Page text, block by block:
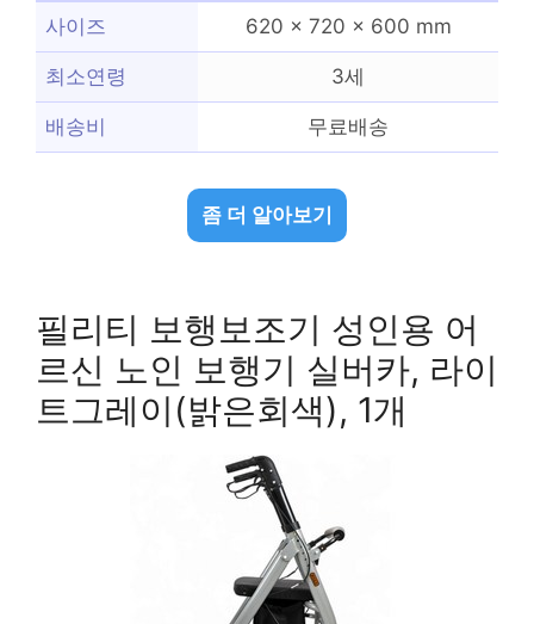
사이즈 620 x 720 x 600 mm
최소연령 3세
배송비 무료배송
좀 더 알아보기
필리티 보행보조기 성인용 어
르신 노인 보행기 실버카, 라이
트그레이(밝은회색), 1개